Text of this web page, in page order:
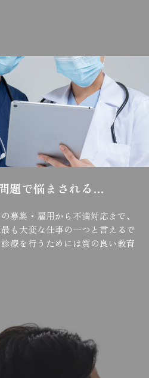
題で悩まされる…
募集・雇用から不満対応まで、
も大変な仕事の一つと言えるで
療を行うためには質の良い教育